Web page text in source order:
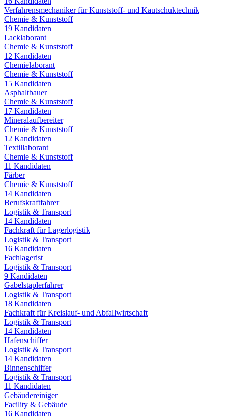
Verfahrensmechaniker für Kunststoff- und Kautschuktechnik
Chemie & Kunststoff
19 Kandidaten
Lacklaborant
Chemie & Kunststoff
12 Kandidaten
Chemielaborant
Chemie & Kunststoff
15 Kandidaten
Asphaltbauer
Chemie & Kunststoff
17 Kandidaten
Mineralaufbereiter
Chemie & Kunststoff
12 Kandidaten
Textillaborant
Chemie & Kunststoff
11 Kandidaten
Färber
Chemie & Kunststoff
14 Kandidaten
Berufskraftfahrer
Logistik & Transport
14 Kandidaten
Fachkraft für Lagerlogistik
Logistik & Transport
16 Kandidaten
Fachlagerist
Logistik & Transport
9 Kandidaten
Gabelstaplerfahrer
Logistik & Transport
18 Kandidaten
Fachkraft für Kreislauf- und Abfallwirtschaft
Logistik & Transport
14 Kandidaten
Hafenschiffer
Logistik & Transport
14 Kandidaten
Binnenschiffer
Logistik & Transport
11 Kandidaten
Gebäudereiniger
Facility & Gebäude
16 Kandidaten